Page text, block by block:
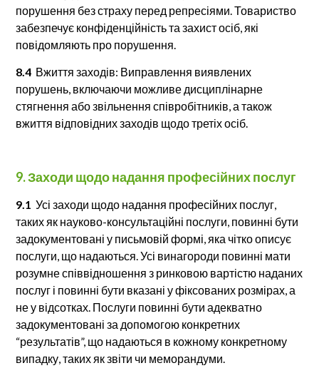
порушення без страху перед репресіями. Товариство
забезпечує конфіденційність та захист осіб, які
повідомляють про порушення.
8.4 Вжиття заходів: Виправлення виявлених
порушень, включаючи можливе дисциплінарне
стягнення або звільнення співробітників, а також
вжиття відповідних заходів щодо третіх осіб.
9. Заходи щодо надання професійних послуг
9.1 Усі заходи щодо надання професійних послуг,
таких як науково-консультаційні послуги, повинні бути
задокументовані у письмовій формі, яка чітко описує
послуги, що надаються. Усі винагороди повинні мати
розумне співвідношення з ринковою вартістю наданих
послуг і повинні бути вказані у фіксованих розмірах, а
не у відсотках. Послуги повинні бути адекватно
задокументовані за допомогою конкретних
“результатів”, що надаються в кожному конкретному
випадку, таких як звіти чи меморандуми.